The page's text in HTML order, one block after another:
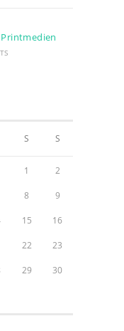
S S
1 2
8 9
15 16
22 23
29 30